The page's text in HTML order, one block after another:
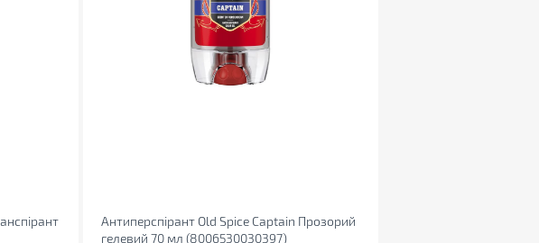
Антиперспірант Old Spice Captain Прозорий
гелевий 70 мл (8006530030397)